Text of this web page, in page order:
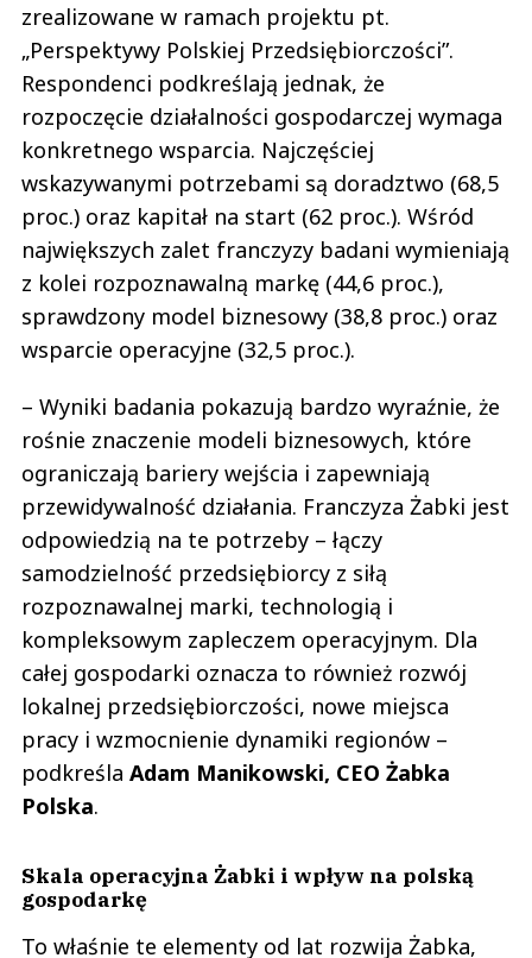
zrealizowane w ramach projektu pt.
„Perspektywy Polskiej Przedsiębiorczości”.
Respondenci podkreślają jednak, że
rozpoczęcie działalności gospodarczej wymaga
konkretnego wsparcia. Najczęściej
wskazywanymi potrzebami są doradztwo (68,5
proc.) oraz kapitał na start (62 proc.). Wśród
największych zalet franczyzy badani wymieniają
z kolei rozpoznawalną markę (44,6 proc.),
sprawdzony model biznesowy (38,8 proc.) oraz
wsparcie operacyjne (32,5 proc.).
– Wyniki badania pokazują bardzo wyraźnie, że
rośnie znaczenie modeli biznesowych, które
ograniczają bariery wejścia i zapewniają
przewidywalność działania. Franczyza Żabki jest
odpowiedzią na te potrzeby – łączy
samodzielność przedsiębiorcy z siłą
rozpoznawalnej marki, technologią i
kompleksowym zapleczem operacyjnym. Dla
całej gospodarki oznacza to również rozwój
lokalnej przedsiębiorczości, nowe miejsca
pracy i wzmocnienie dynamiki regionów –
podkreśla Adam Manikowski, CEO Żabka
Polska.
Skala operacyjna Żabki i wpływ na polską
gospodarkę
To właśnie te elementy od lat rozwija Żabka,